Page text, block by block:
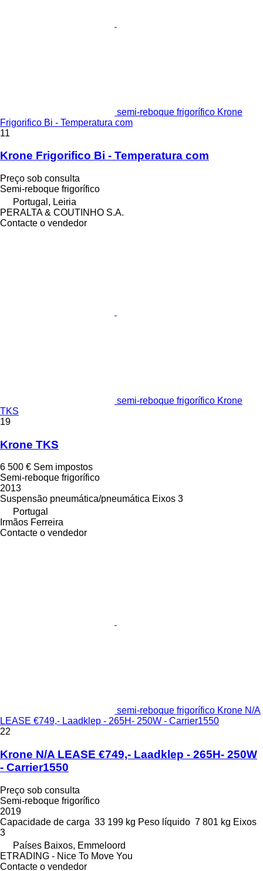
semi-reboque frigorífico Krone
Frigorifico Bi - Temperatura com
11
Krone Frigorifico Bi - Temperatura com
Preço sob consulta
Semi-reboque frigorífico
Portugal, Leiria
PERALTA & COUTINHO S.A.
Contacte o vendedor
semi-reboque frigorífico Krone
TKS
19
Krone TKS
6 500 € Sem impostos
Semi-reboque frigorífico
2013
Suspensão pneumática/pneumática Eixos 3
Portugal
Irmãos Ferreira
Contacte o vendedor
semi-reboque frigorífico Krone N/A
LEASE €749,- Laadklep - 265H- 250W - Carrier1550
22
Krone N/A LEASE €749,- Laadklep - 265H- 250W
- Carrier1550
Preço sob consulta
Semi-reboque frigorífico
2019
Capacidade de carga 33 199 kg Peso líquido 7 801 kg Eixos
3
Países Baixos, Emmeloord
ETRADING - Nice To Move You
Contacte o vendedor